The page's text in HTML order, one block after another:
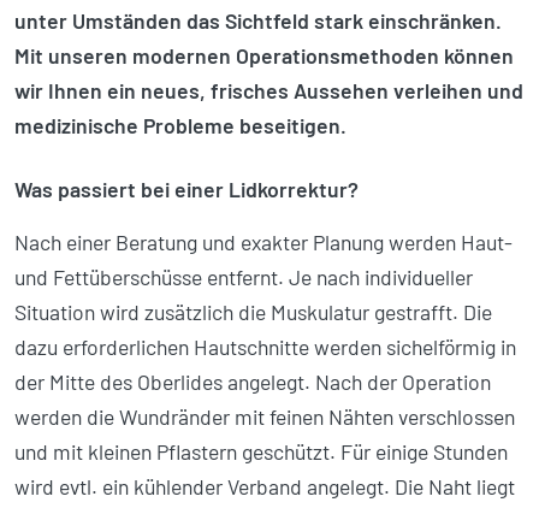
unter Umständen das Sichtfeld stark einschränken.
Mit unseren modernen Operations­methoden können
wir Ihnen ein neues, frisches Aussehen verleihen und
medizinische Probleme beseitigen.
Was passiert bei einer Lidkorrektur?
Nach einer Beratung und exakter Planung werden Haut-
und Fettüberschüsse entfernt. Je nach individueller
Situation wird zusätzlich die Muskulatur gestrafft. Die
dazu erforder­lichen Hautschnitte werden sichelförmig in
der Mitte des Oberlides angelegt. Nach der Operation
werden die Wundränder mit feinen Nähten verschlossen
und mit kleinen Pflastern geschützt. Für einige Stunden
wird evtl. ein kühlender Verband angelegt. Die Naht liegt